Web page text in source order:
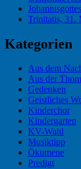
Trinitatis, 31.
Kategorien
Aus dem
Aus der
Gedenken
Geistliches
Kinderchor
Kindergarten
KV-Wahl
Musiktipp
Ökumene
Predigt